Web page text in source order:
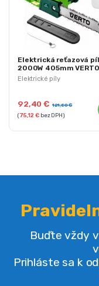
Elektrické píly
Elektrická reťazová
2000W 405mm VERTO |
52G584
92,40€ 121,80€
(75,12€bez DPH)
Buďte vždy
Prihláste sa k